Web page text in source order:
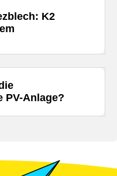
K2
PV-Anlage?